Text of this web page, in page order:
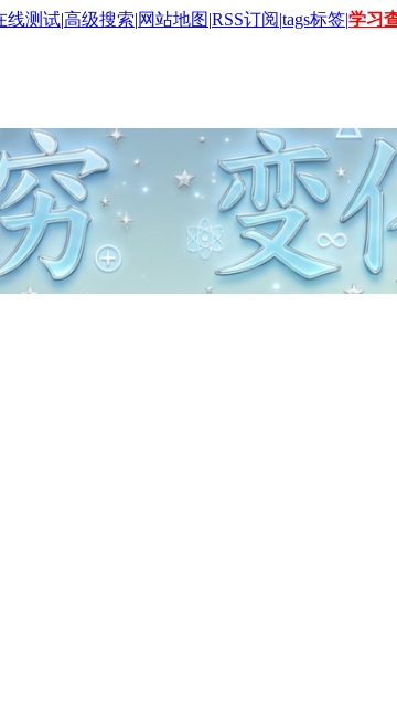
线测试|高级搜索|网站地图|RSS订阅|tags标签|学习